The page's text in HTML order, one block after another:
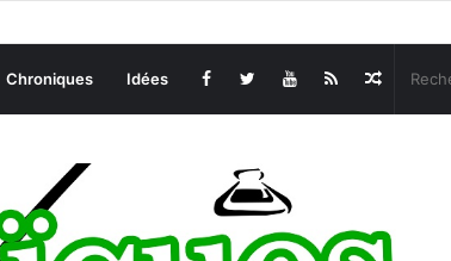
Chroniques Idées Article